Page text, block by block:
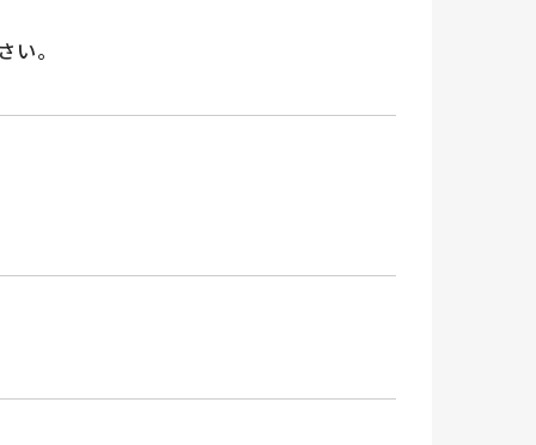
。